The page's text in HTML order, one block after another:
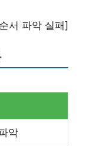
서 파악 실패]
악